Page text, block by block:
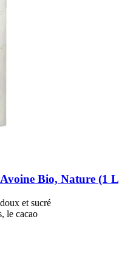
Bio, Nature (1
et sucré
le cacao